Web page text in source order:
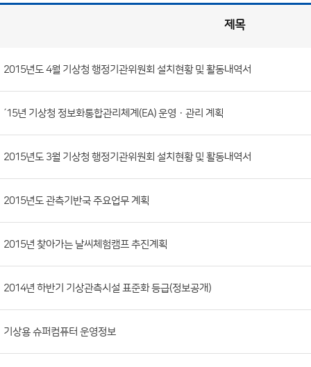
공
개
정
보
목
록
류,
첨
부
일,
조
회
제목
2015년도 4월 기상청 행정기관위원회 설치현황 및 활동내역서
´15년 기상청 정보화통합관리체계(EA) 운영ㆍ관리 계획
2015년도 3월 기상청 행정기관위원회 설치현황 및 활동내역서
2015년도 관측기반국 주요업무 계획
2015년 찾아가는 날씨체험캠프 추진계획
2014년 하반기 기상관측시설 표준화 등급(정보공개)
기상용 슈퍼컴퓨터 운영정보